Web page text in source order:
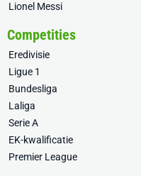
Lionel Messi
Competities
Eredivisie
Ligue 1
Bundesliga
Laliga
Serie A
EK-kwalificatie
Premier League